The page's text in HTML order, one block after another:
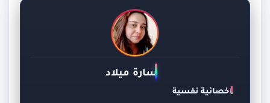
سارة ميلاد
اخصائية نفسية